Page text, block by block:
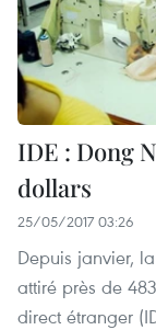
IDE : Dong
dollars
25/05/2017 03:26
Depuis janvier,
attiré près de
direct étranger